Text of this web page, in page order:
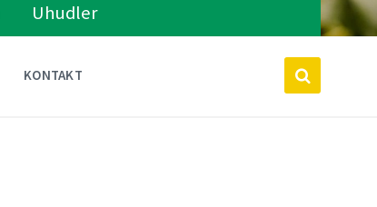
Uhudler
KONTAKT